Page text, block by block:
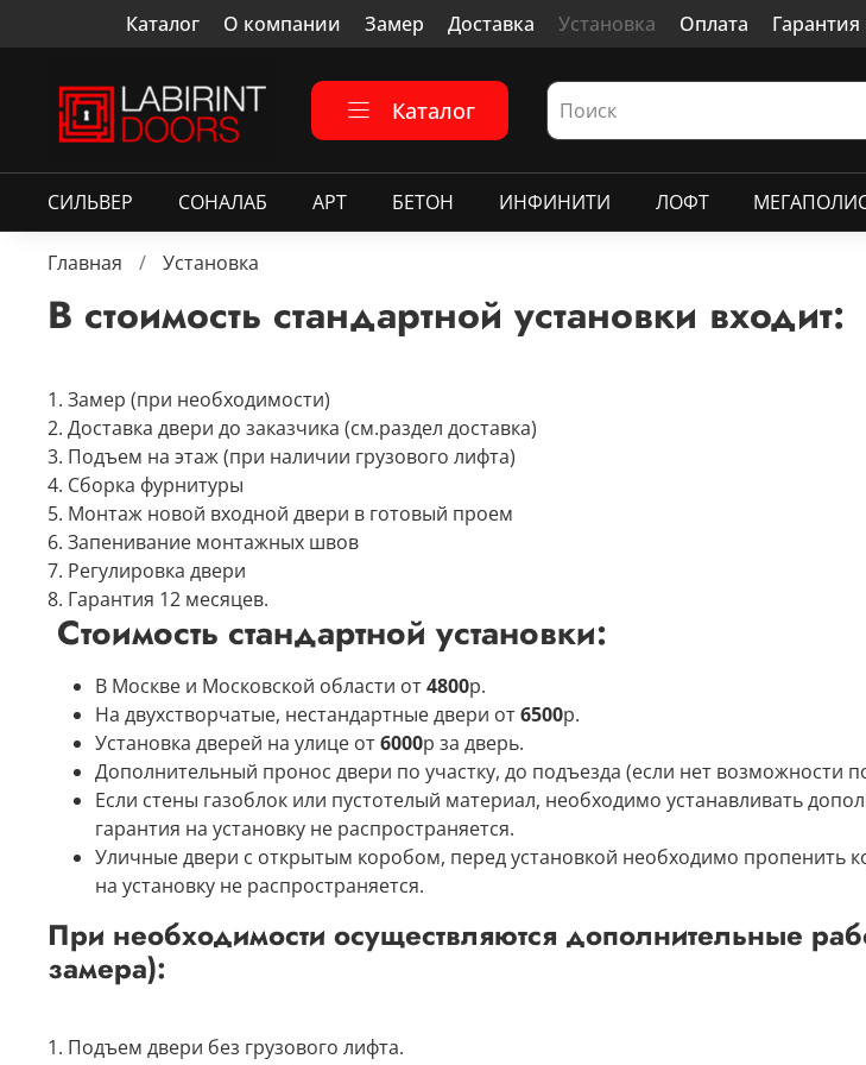
Каталог О компании Замер Доставка Установка Оплата
Каталог
СИЛЬВЕР СОНАЛАБ АРТ БЕТОН ИНФИНИТИ ЛОФТ
Главная Установка
В стоимость стандартной установки входит:
1. Замер (при необходимости)
2. Доставка двери до заказчика (см.раздел доставка)
3. Подъем на этаж (при наличии грузового лифта)
4. Сборка фурнитуры
5. Монтаж новой входной двери в готовый проем
6. Запенивание монтажных швов
7. Регулировка двери
8. Гарантия 12 месяцев.
Стоимость стандартной установки:
В Москве и Московской области от4800р.
На двухстворчатые, нестандартные двери от6500р.
Установка дверей на улице от6000р за дверь​.
Дополнительный пронос двери по участку, до подъезда (если нет возможности
Если стены газоблок или пустотелый материал, необходимо устанавливать
гарантия на установку не распространяется.
Уличные двери с открытым коробом, перед установкой необходимо пропенить
на установку не распространяется.
При необходимости осуществляются дополнительные
замера):
1. Подъем двери без грузового лифта.